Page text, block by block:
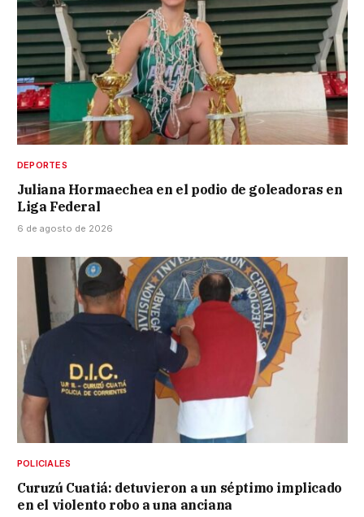
DEPORTES
Juliana Hormaechea en el podio de goleadoras en
Liga Federal
6 de agosto de 2026
POLICIALES
Curuzú Cuatiá: detuvieron a un séptimo implicado
en el violento robo a una anciana